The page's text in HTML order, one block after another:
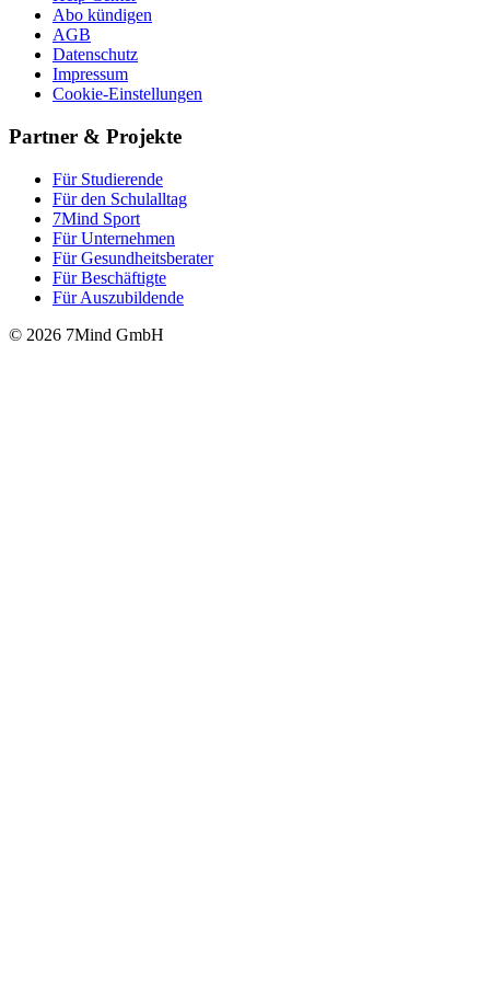
Abo kündigen
AGB
Datenschutz
Impressum
Cookie-Einstellungen
Partner & Projekte
Für Stu­die­rende
Für den Schulalltag
7Mind Sport
Für Unter­neh­men
Für Gesund­heits­be­ra­ter
Für Beschäftigte
Für Auszubildende
© 2026 7Mind GmbH